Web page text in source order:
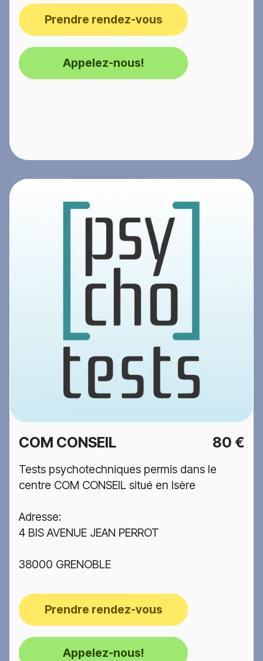
Prendre rendez-vous
Appelez-nous!
COM CONSEIL 80 €
Tests psychotechniques permis dans le
centre COM CONSEIL situé en Isère
Adresse:
4 BIS AVENUE JEAN PERROT
38000 GRENOBLE
Prendre rendez-vous
Appelez-nous!